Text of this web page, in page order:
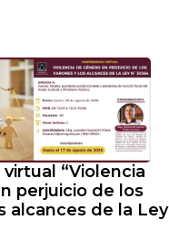
“Violencia
perjuicio de los
alcances de la Ley